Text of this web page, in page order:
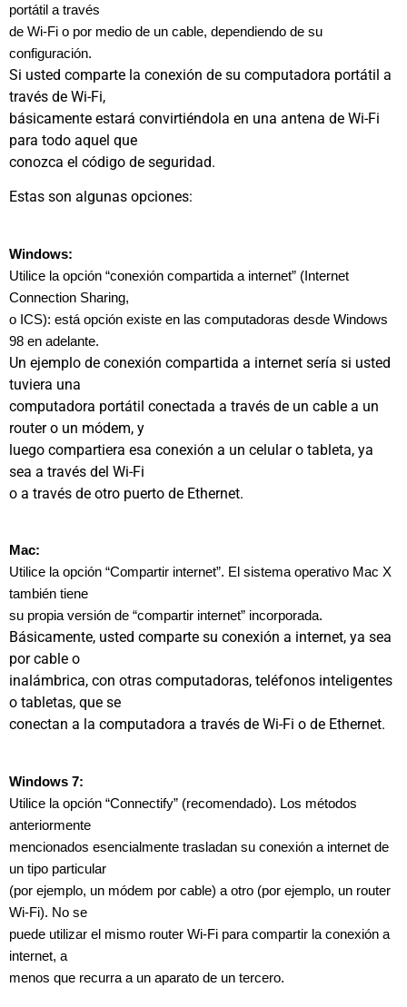
portátil a través
de Wi-Fi o por medio de un cable, dependiendo de su
configuración.
Si usted comparte la conexión de su computadora portátil a
través de Wi-Fi,
básicamente estará convirtiéndola en una antena de Wi-Fi
para todo aquel que
conozca el código de seguridad.
Estas son algunas opciones:
Windows:
Utilice la opción “conexión compartida a internet” (Internet
Connection Sharing,
o ICS): está opción existe en las computadoras desde Windows
98 en adelante.
Un ejemplo de conexión compartida a internet sería si usted
tuviera una
computadora portátil conectada a través de un cable a un
router o un módem, y
luego compartiera esa conexión a un celular o tableta, ya
sea a través del Wi-Fi
o a través de otro puerto de Ethernet.
Mac:
Utilice la opción “Compartir internet”. El sistema operativo Mac X
también tiene
su propia versión de “compartir internet” incorporada.
Básicamente, usted comparte su conexión a internet, ya sea
por cable o
inalámbrica, con otras computadoras, teléfonos inteligentes
o tabletas, que se
conectan a la computadora a través de Wi-Fi o de Ethernet.
Windows 7:
Utilice la opción “Connectify” (recomendado). Los métodos
anteriormente
mencionados esencialmente trasladan su conexión a internet de
un tipo particular
(por ejemplo, un módem por cable) a otro (por ejemplo, un router
Wi-Fi). No se
puede utilizar el mismo router Wi-Fi para compartir la conexión a
internet, a
menos que recurra a un aparato de un tercero.